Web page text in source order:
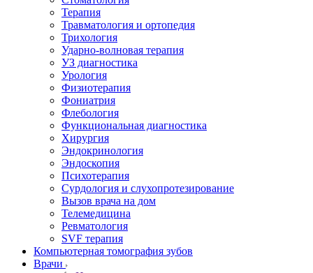
Терапия
Травматология и ортопедия
Трихология
Ударно-волновая терапия
УЗ диагностика
Урология
Физиотерапия
Фониатрия
Флебология
Функциональная диагностика
Хирургия
Эндокринология
Эндоскопия
Психотерапия
Сурдология и слухопротезирование
Вызов врача на дом
Телемедицина
Ревматология
SVF терапия
Компьютерная томография зубов
Врачи